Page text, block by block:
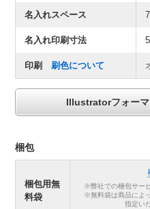
名入れスペース
名入れ印刷寸法
印刷刷色について
Illustratorフォーマ
梱包
梱包用無
料袋
※弊社での梱包サー
※無料袋は商品によ
指定い